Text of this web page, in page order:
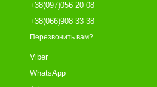
+38(097)056 20 08
+38(066)908 33 38
Перезвонить вам?
Viber
WhatsApp